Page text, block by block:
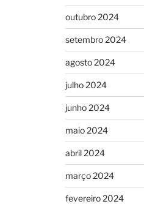
outubro 2024
setembro 2024
agosto 2024
julho 2024
junho 2024
maio 2024
abril 2024
março 2024
fevereiro 2024